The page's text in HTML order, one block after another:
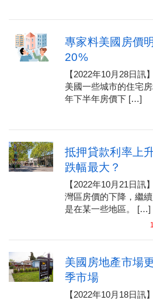
專家料美國房價
20%
【2022年10月28日訊
美國一些城市的住宅
年下半年房價下 […]
抵押貸款利率上
跌幅最大？
【2022年10月21日訊
灣區房價的下降，繼
是在某一些地區。 […]
美國房地產市場
季市場
【2022年10月18日訊